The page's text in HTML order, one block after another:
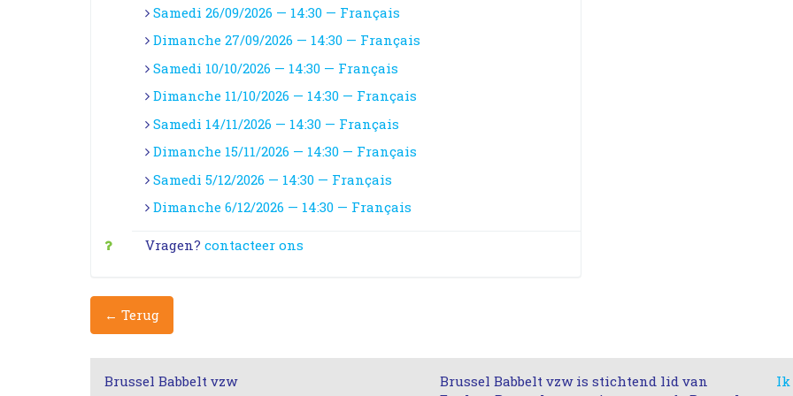
Samedi 26/09/2026 — 14:30 — Français
Dimanche 27/09/2026 — 14:30 — Français
Samedi 10/10/2026 — 14:30 — Français
Dimanche 11/10/2026 — 14:30 — Français
Samedi 14/11/2026 — 14:30 — Français
Dimanche 15/11/2026 — 14:30 — Français
Samedi 5/12/2026 — 14:30 — Français
Dimanche 6/12/2026 — 14:30 — Français
Vragen?contacteer ons
← Terug
Brussel Babbelt vzw
Brussel Babbelt vzw is stichtend lid van
Ik